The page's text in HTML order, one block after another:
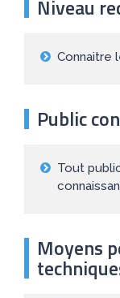
Niveau
Connaitre
Public
Tout
Moyens